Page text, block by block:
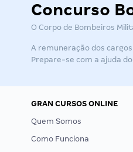
Concurso
O Corpo de Bombeiros
A remuneração dos
Prepare-se com a ajuda
GRAN CURSOS ONLINE
Quem Somos
Como Funciona